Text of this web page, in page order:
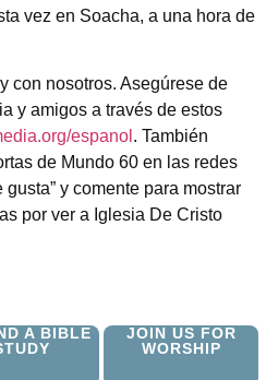
vez en Soacha, a una hora de
con nosotros. Asegúrese de
y amigos a través de estos
espanol . También
de Mundo 60 en las redes
gusta” y comente para mostrar
por ver a Iglesia De Cristo
A BIBLE
JOIN US FOR
WORSHIP